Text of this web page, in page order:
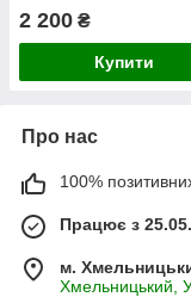
захоплення 1.65 метра
2 200 ₴
Купити
Про нас
100%
Працює з
м.
Хмельницький,